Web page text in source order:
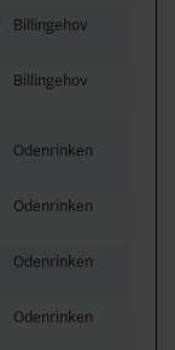
Billingehov
Billingehov
Odenrinken
Odenrinken
Odenrinken
Odenrinken